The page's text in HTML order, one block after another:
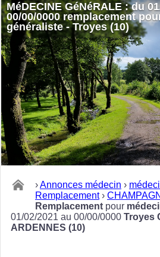
MéDECINE GéNéRALE : du
00/00/0000 remplacement
généraliste - Troyes (10)
›Annonces médecin ›
Remplacement ›
Remplacement pour
01/02/2021 au 00/00/0000 Troyes
ARDENNES (10)